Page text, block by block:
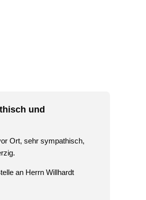
und
Ort, sehr sympathisch,
an Herrn Willhardt